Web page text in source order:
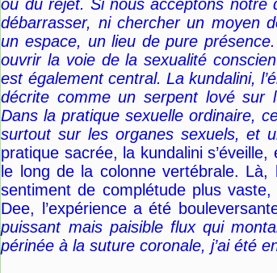
ou du rejet. Si nous acceptons notre
débarrasser, ni chercher un moyen
un espace, un lieu de pure
ouvrir la voie de la sexualité
est également central. La kundalini,
décrite comme un serpent lové sur
Dans la pratique sexuelle ordinaire,
surtout sur les organes sexuels, et
pratique sacrée, la kundalini
le long de la colonne vertébrale. Là,
sentiment de complétude plus
Dee, l’expérience a été
puissant mais paisible flux qui
périnée à la suture coronale, j’ai été